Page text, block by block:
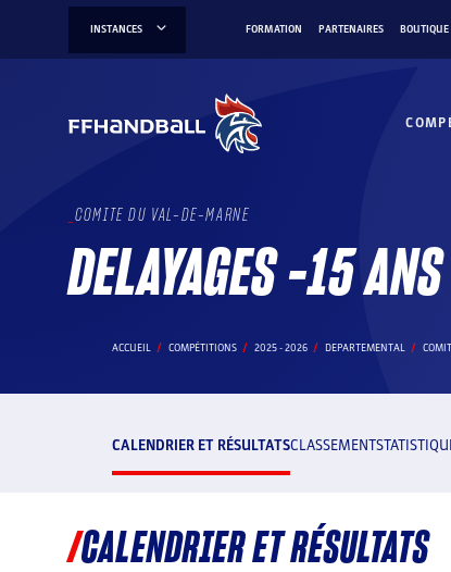
INSTANCES FORMATION PARTENAIRES BOUTIQUE
COMITE DU VAL-DE-MARNE
DELAYAGES -15
ACCUEIL COMPÉTITIONS 2025 - 2026 DEPARTEMENTAL
CALENDRIER ET RÉSULTATSCLASSEMENT
CALENDRIER ET RÉSULTATS